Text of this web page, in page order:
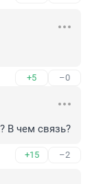
+5 –0
В чем связь?
+15 –2